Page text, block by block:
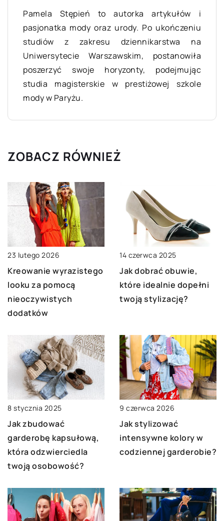
Pamela Stępień to autorka artykułów i
pasjonatka mody oraz urody. Po ukończeniu
studiów z zakresu dziennikarstwa na
Uniwersytecie Warszawskim, postanowiła
poszerzyć swoje horyzonty, podejmując
studia magisterskie w prestiżowej szkole
mody w Paryżu.
ZOBACZ RÓWNIEŻ
23 lutego 2026
Kreowanie wyrazistego
looku za pomocą
nieoczywistych
dodatków
14 czerwca 2025
Jak dobrać obuwie,
które idealnie dopełni
twoją stylizację?
8 stycznia 2025
Jak zbudować
garderobę kapsułową,
która odzwierciedla
twoją osobowość?
9 czerwca 2026
Jak stylizować
intensywne kolory w
codziennej garderobie?